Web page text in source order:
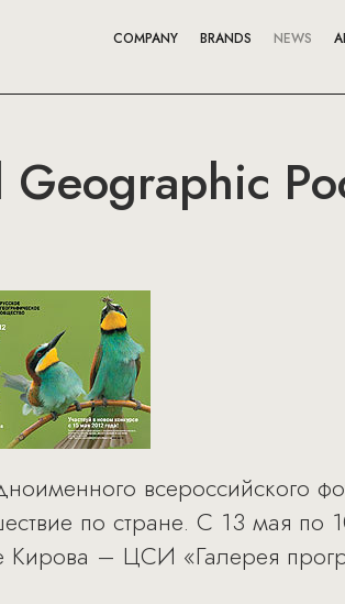
COMPANY BRANDS NEWS
всероссийского
по стране. С 13 мая по
Кирова – ЦСИ «Галерея